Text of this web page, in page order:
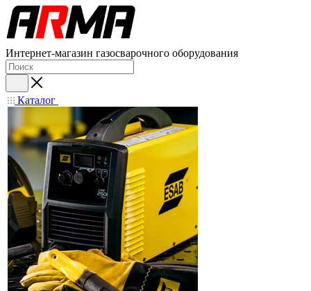
Интернет-магазин газосварочного оборудования
Каталог